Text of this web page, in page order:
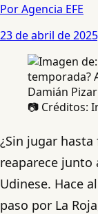
Por Agencia EFE
23 de abril de
📷 Créditos:
¿Sin jugar
reaparece junto
Udinese. Hace
paso por La